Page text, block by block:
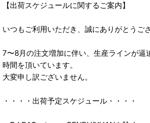
【出荷スケジュールに関するご案内】
いつもご利用いただき、誠にありがとうご
7〜8月の注文増加に伴い、生産ラインが逼
時間を頂いています。
大変申し訳ございません。
・・・・出荷予定スケジュール・・・・